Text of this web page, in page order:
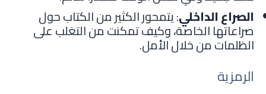
الصراع الداخلي: يتمحور الكثير من الكتاب حول
صراعاتها الخاصة، وكيف تمكنت من التغلب على
الظلمات من خلال الأمل.
الرمزية